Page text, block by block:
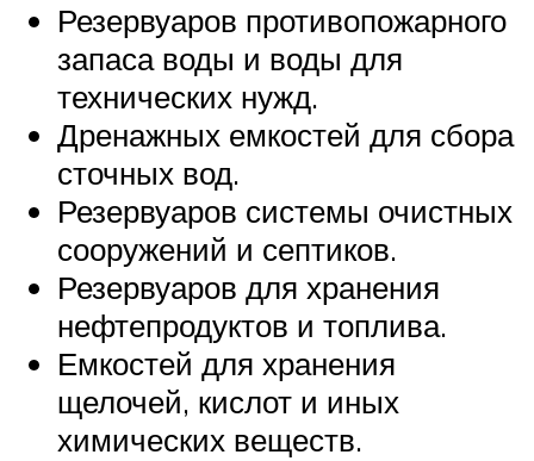
Резервуаров противопожарного
запаса воды и воды для
технических нужд.
Дренажных емкостей для сбора
сточных вод.
Резервуаров системы очистных
сооружений и септиков.
Резервуаров для хранения
нефтепродуктов и топлива.
Емкостей для хранения
щелочей, кислот и иных
химических веществ.